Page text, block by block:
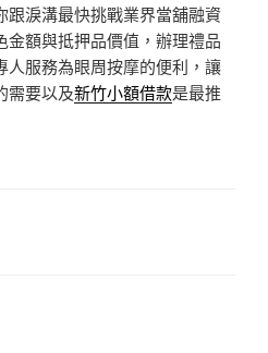
跟淚溝最快挑戰業界當舖融資
金額與抵押品價值，辦理禮品
人服務為眼周按摩的便利，讓
需要以及新竹小額借款是最推